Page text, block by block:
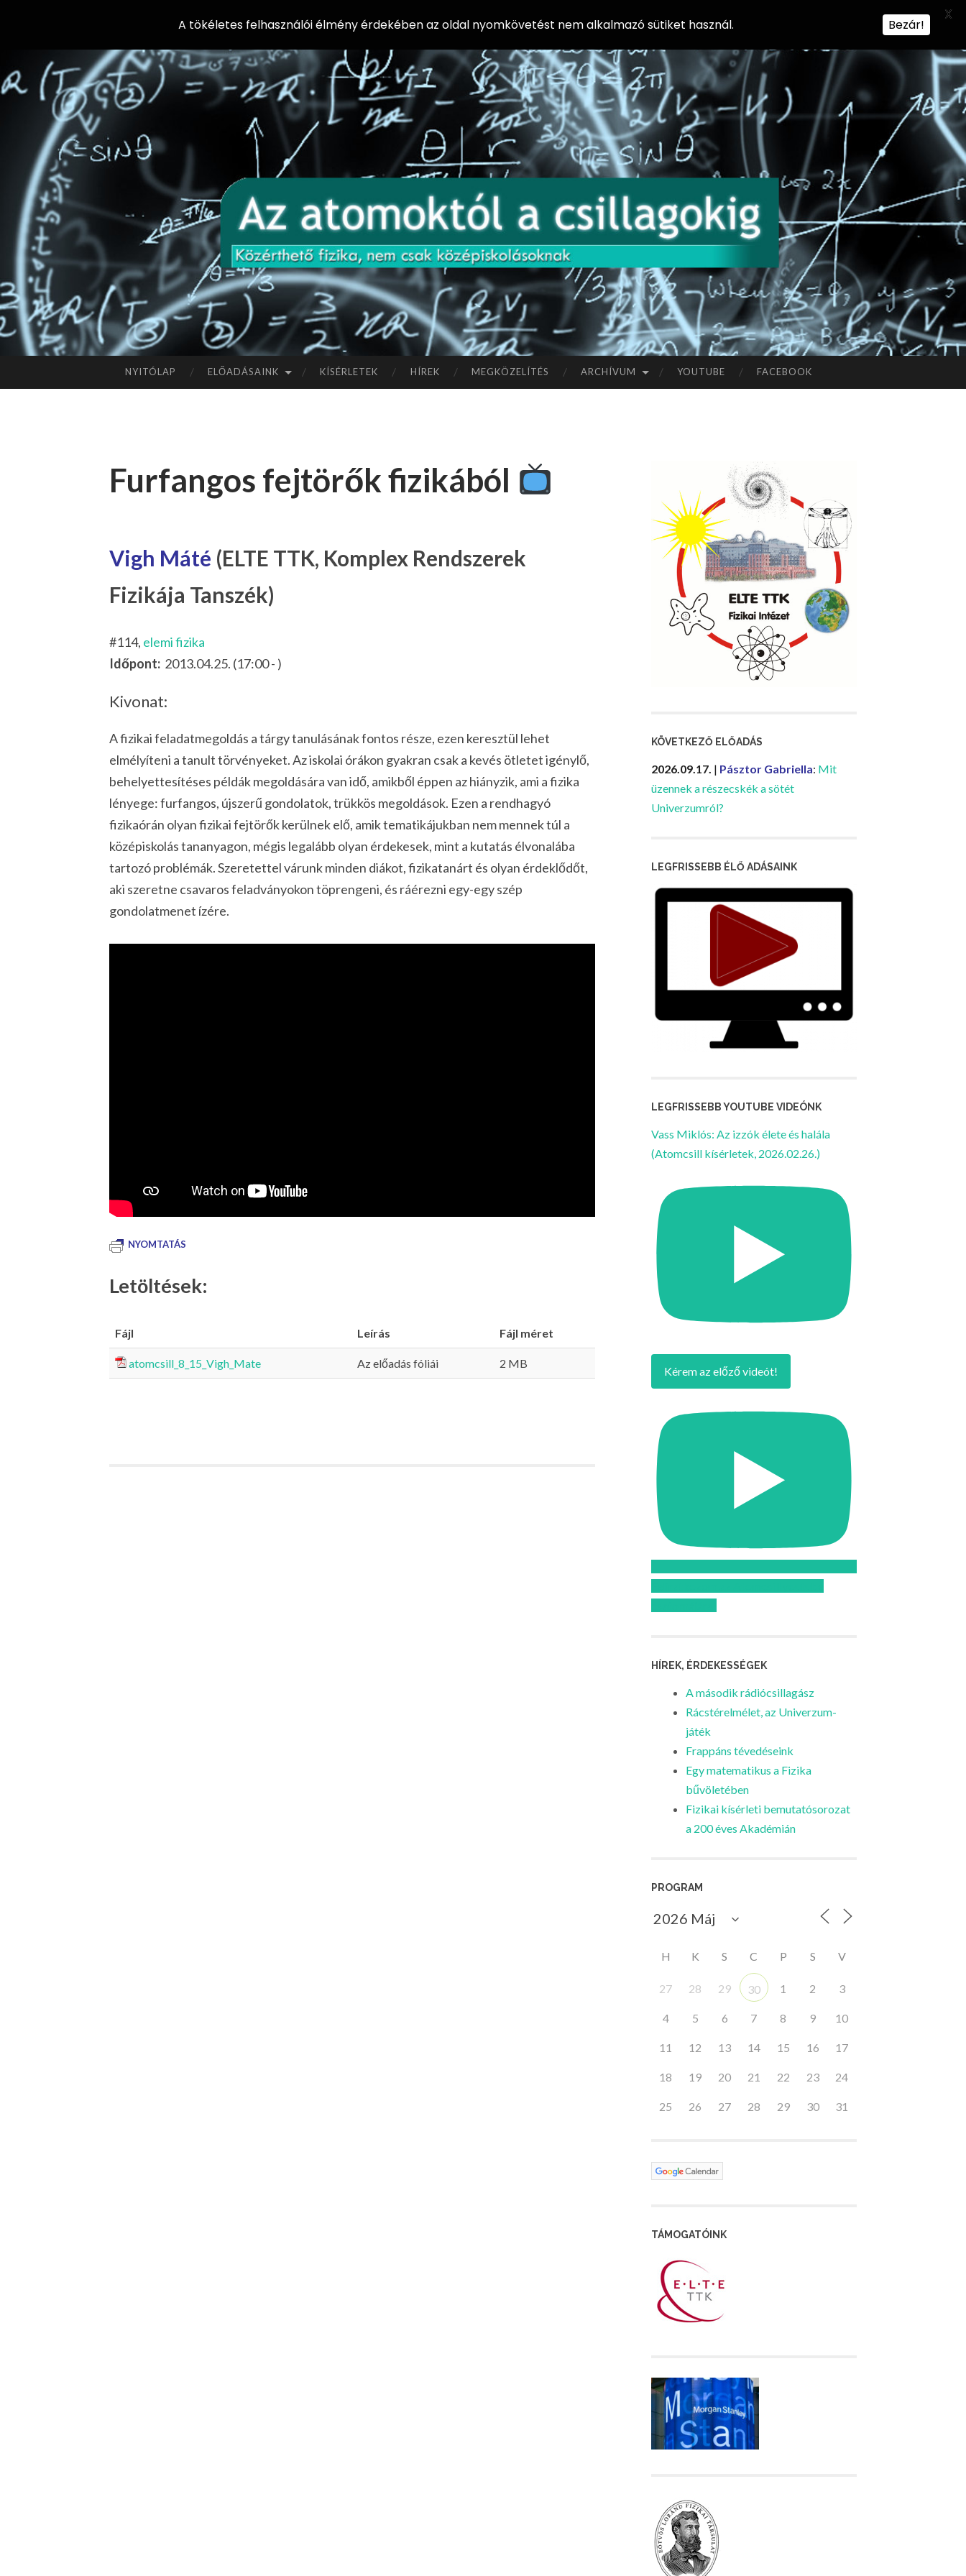
AZ
AT
OM
OK
TÓ
L A
AG
IG
Előadássorozat
középiskolásoknak
az ELTE
Természettudományi
Kar Fizikai
Intézetében
A
NYITÓLAP ELŐADÁSAINK KÍSÉRLETEK HÍREK MEGKÖZELÍTÉS ARCHÍVUM YOUTUBE FACEBOOK
Furfangos fejtörők fizikából
Vigh Máté (ELTE TTK, Komplex Rendszerek
Fizikája Tanszék)
#114, elemi fizika
Időpont: 2013.04.25. (17:00 - )
Kivonat:
A fizikai feladatmegoldás a tárgy tanulásának fontos része, ezen keresztül lehet
elmélyíteni a tanult törvényeket. Az iskolai órákon gyakran csak a kevés ötletet igénylő,
behelyettesítéses példák megoldására van idő, amikből éppen az hiányzik, ami a fizika
lényege: furfangos, újszerű gondolatok, trükkös megoldások. Ezen a rendhagyó
fizikaórán olyan fizikai fejtörők kerülnek elő, amik tematikájukban nem mennek túl a
középiskolás tananyagon, mégis legalább olyan érdekesek, mint a kutatás élvonalába
tartozó problémák. Szeretettel várunk minden diákot, fizikatanárt és olyan érdeklődőt,
aki szeretne csavaros feladványokon töprengeni, és ráérezni egy-egy szép
gondolatmenet ízére.
NYOMTATÁS
Letöltések:
Fájl Leírás Fájl méret
atomcsill_8_15_Vigh_Mate Az előadás fóliái 2 MB
KÖVETKEZŐ ELŐADÁS
2026.09.17. | Pásztor Gabriella: Mit
üzennek a részecskék a sötét
Univerzumról?
LEGFRISSEBB ÉLŐ ADÁSAINK
LEGFRISSEBB YOUTUBE VIDEÓNK
Vass Miklós: Az izzók élete és halála
(Atomcsill kísérletek, 2026.02.26.)
Kérem az előző videót!
HÍREK, ÉRDEKESSÉGEK
A második rádiócsillagász
Rácstérelmélet, az Univerzum-
játék
Frappáns tévedéseink
Egy matematikus a Fizika
bűvöletében
Fizikai kísérleti bemutatósorozat
a 200 éves Akadémián
PROGRAM
H K S C P S V
27 28 29 30 1 2 3
4 5 6 7 8 9 10
11 12 13 14 15 16 17
18 19 20 21 22 23 24
25 26 27 28 29 30 31
TÁMOGATÓINK
A tökéletes felhasználói élmény érdekében az oldal nyomkövetést nem alkalmazó sütiket használ. Bezár!
X